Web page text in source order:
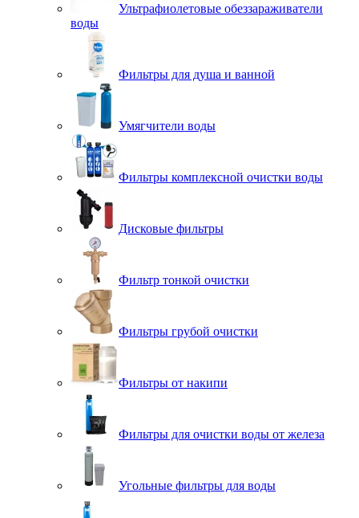
Ультрафиолетовые обеззараживатели
воды
Фильтры для душа и ванной
Умягчители воды
Фильтры комплексной очистки воды
Дисковые фильтры
Фильтр тонкой очистки
Фильтры грубой очистки
Фильтры от накипи
Фильтры для очистки воды от железа
Угольные фильтры для воды